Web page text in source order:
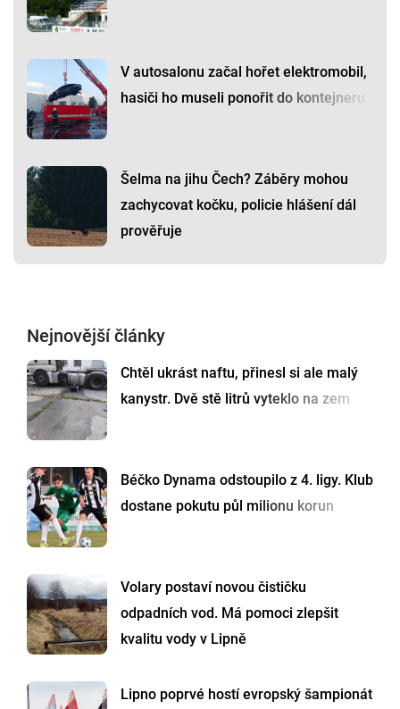
V autosalonu začal hořet elektromobil,
hasiči ho museli ponořit do kontejneru
Šelma na jihu Čech? Záběry mohou
zachycovat kočku, policie hlášení dál
prověřuje
Nejnovější články
Chtěl ukrást naftu, přinesl si ale malý
kanystr. Dvě stě litrů vyteklo na zem
Béčko Dynama odstoupilo z 4. ligy. Klub
dostane pokutu půl milionu korun
Volary postaví novou čističku
odpadních vod. Má pomoci zlepšit
kvalitu vody v Lipně
Lipno poprvé hostí evropský šampionát